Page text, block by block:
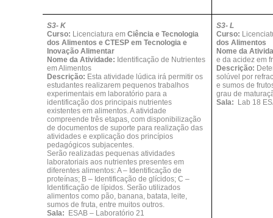
S3- K
Curso: Licenciatura emCiência e Tecnologia
dos Alimentos e CTESP em Tecnologia e
Inovação Alimentar
Nome da Atividade: Identificação de Nutrientes
em Alimentos
Descrição: Esta atividade lúdica irá permitir os
estudantes realizarem pequenos trabalhos
experimentais em laboratório para a
identificação dos principais nutrientes
existentes em alimentos. A atividade
compreende três etapas, com disponibilização
de documentos de suporte para realização das
atividades e explicação dos princípios
pedagógicos subjacentes.
Serão realizadas pequenas atividades
laboratoriais aos nutrientes presentes em
diferentes alimentos: A – Identificação de
proteínas; B – Identificação de glícidos; C –
Identificação de lípidos. Serão utilizados
alimentos como pão, banana, batata, leite,
sumos de fruta, entre muitos outros.
Sala:
ESAB – Laboratório 21
S3- L
Curso:
dos Alimentos
Nome da
e da acidez em
Descrição:
solúvel por
e sumos de
grau de
Sala:
Lab 18